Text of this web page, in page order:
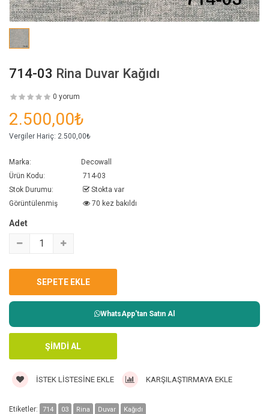
714-03 Rina Duvar Kağıdı
0 yorum
2.500,00₺
Vergiler Hariç: 2.500,00₺
Marka:
Decowall
Ürün Kodu:
714-03
Stok Durumu:
Stokta var
Görüntülenmiş
70 kez bakıldı
Adet
WhatsApp'tan Satın Al
İSTEK LISTESINE EKLE KARŞILAŞTIRMAYA EKLE
Etiketler: 714 03 Rina Duvar Kağıdı